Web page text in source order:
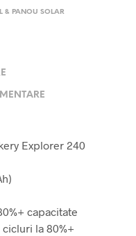
& PANOU SOLAR
Explorer 240
capacitate
la 80%+